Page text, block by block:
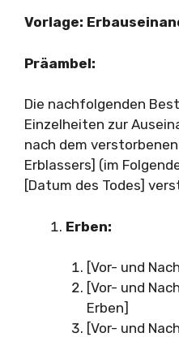
Vorlage:
Präambel:
Die nachfolgenden
Einzelheiten zur
nach dem
Erblassers] (im
[Datum des Todes]
Erben:
[Vor- und
[Vor- und
Erben]
[Vor- und